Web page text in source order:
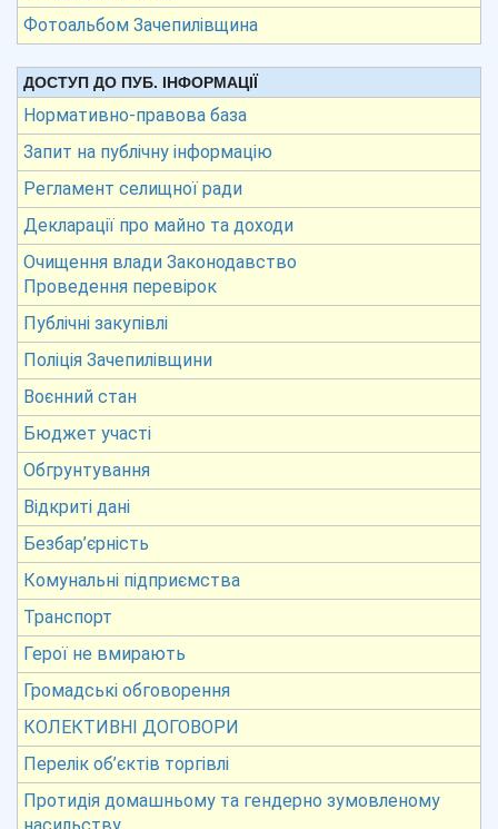
Фотоальбом Зачепилівщина
ДОСТУП ДО ПУБ. ІНФОРМАЦІЇ
Нормативно-правова база
Запит на публічну інформацію
Регламент селищної ради
Декларації про майно та доходи
Очищення влади Законодавство
Проведення перевірок
Публічні закупівлі
Поліція Зачепилівщини
Воєнний стан
Бюджет участі
Обгрунтування
Відкриті дані
Безбар’єрність
Комунальні підприємства
Транспорт
Герої не вмирають
Громадські обговорення
КОЛЕКТИВНІ ДОГОВОРИ
Перелік об’єктів торгівлі
Протидія домашньому та гендерно зумовленому